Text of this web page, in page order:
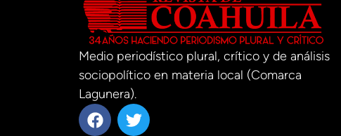
Medio periodístico plural, crítico y de análisis
sociopolítico en materia local (Comarca
Lagunera).